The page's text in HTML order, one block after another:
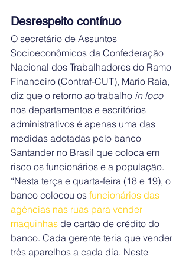
Desrespeito contínuo
O secretário de Assuntos
Socioeconômicos da Confederação
Nacional dos Trabalhadores do Ramo
Financeiro (Contraf-CUT), Mario Raia,
diz que o retorno ao trabalho in loco
nos departamentos e escritórios
administrativos é apenas uma das
medidas adotadas pelo banco
Santander no Brasil que coloca em
risco os funcionários e a população.
“Nesta terça e quarta-feira (18 e 19), o
banco colocou os funcionários das
agências nas ruas para vender
maquinhas de cartão de crédito do
banco. Cada gerente teria que vender
três aparelhos a cada dia. Neste